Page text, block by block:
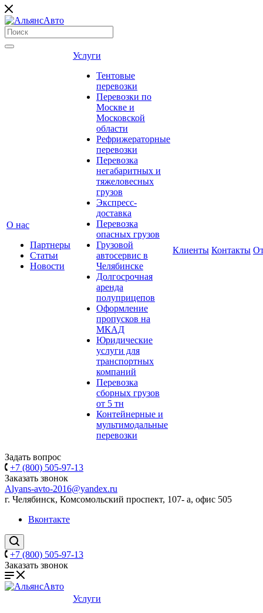
О нас
Партнеры
Статьи
Новости
Услуги
Тентовые
перевозки
Перевозки по
Москве и
Московской
области
Рефрижераторные
перевозки
Перевозка
негабаритных и
тяжеловесных
грузов
Экспресс-
доставка
Перевозка
опасных грузов
Грузовой
автосервис в
Челябинске
Долгосрочная
аренда
полуприцепов
Оформление
пропусков на
МКАД
Юридические
услуги для
транспортных
компаний
Перевозка
сборных грузов
от 5 тн
Контейнерные и
мультимодальные
перевозки
Клиенты Контакты
Задать вопрос
+7 (800) 505-97-13
Заказать звонок
Alyans-avto-2016@yandex.ru
г. Челябинск, Комсомольский проспект, 107- а, офис 505
Вконтакте
+7 (800) 505-97-13
Заказать звонок
Услуги